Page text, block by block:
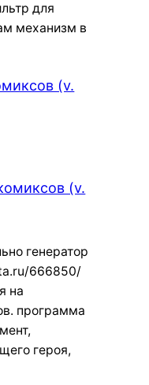
для
механизм в
(v.
(v.
генератор
666850/
на
программа
героя,